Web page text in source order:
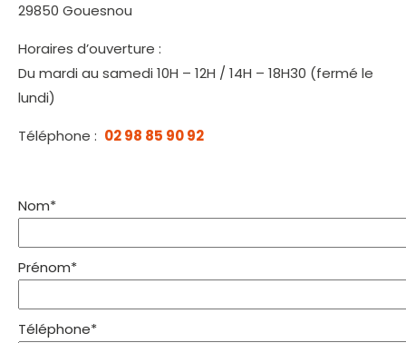
29850 Gouesnou
Horaires d’ouverture :
Du mardi au samedi 10H – 12H / 14H – 18H30 (fermé le
lundi)
Téléphone : 02 98 85 90 92
Nom*
Prénom*
Téléphone*